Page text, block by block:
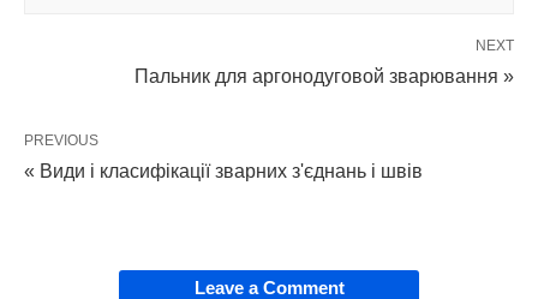
NEXT
Пальник для аргонодуговой зварювання »
PREVIOUS
« Види і класифікації зварних з'єднань і швів
Leave a Comment